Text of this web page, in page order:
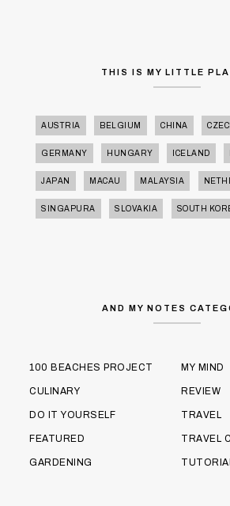
THIS IS MY LITTLE
AUSTRIA BELGIUM CHINA
GERMANY HUNGARY ICELAND
JAPAN MACAU MALAYSIA
SINGAPURA SLOVAKIA SOUTH
AND MY NOTES
100 BEACHES PROJECT
CULINARY
DO IT YOURSELF
FEATURED
GARDENING
MY MIND
REVIEW
TRAVEL
TRAVEL